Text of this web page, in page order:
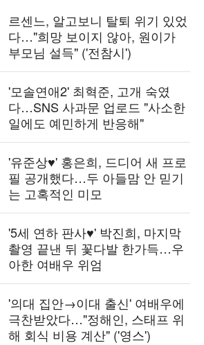
르센느, 알고보니 탈퇴 위기 있었
다…"희망 보이지 않아, 원이가
부모님 설득" ('전참시')
'모솔연애2' 최혁준, 고개 숙였
다…SNS 사과문 업로드 "사소한
일에도 예민하게 반응해"
'유준상♥' 홍은희, 드디어 새 프로
필 공개했다…두 아들맘 안 믿기
는 고혹적인 미모
'5세 연하 판사♥' 박진희, 마지막
촬영 끝낸 뒤 꽃다발 한가득…우
아한 여배우 위엄
'의대 집안→이대 출신' 여배우에
극찬받았다…"정해인, 스태프 위
해 회식 비용 계산" ('영스')